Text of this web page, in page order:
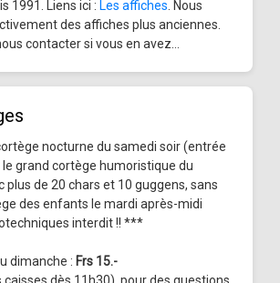
1991. Liens ici : Les affiches . Nous
des affiches plus anciennes.
contacter si vous en avez...
nocturne du samedi soir (entrée
le grand cortège humoristique du
plus de 20 chars et 10 guggens, sans
des enfants le mardi après-midi
interdit !! ***
dimanche : Frs 15.-